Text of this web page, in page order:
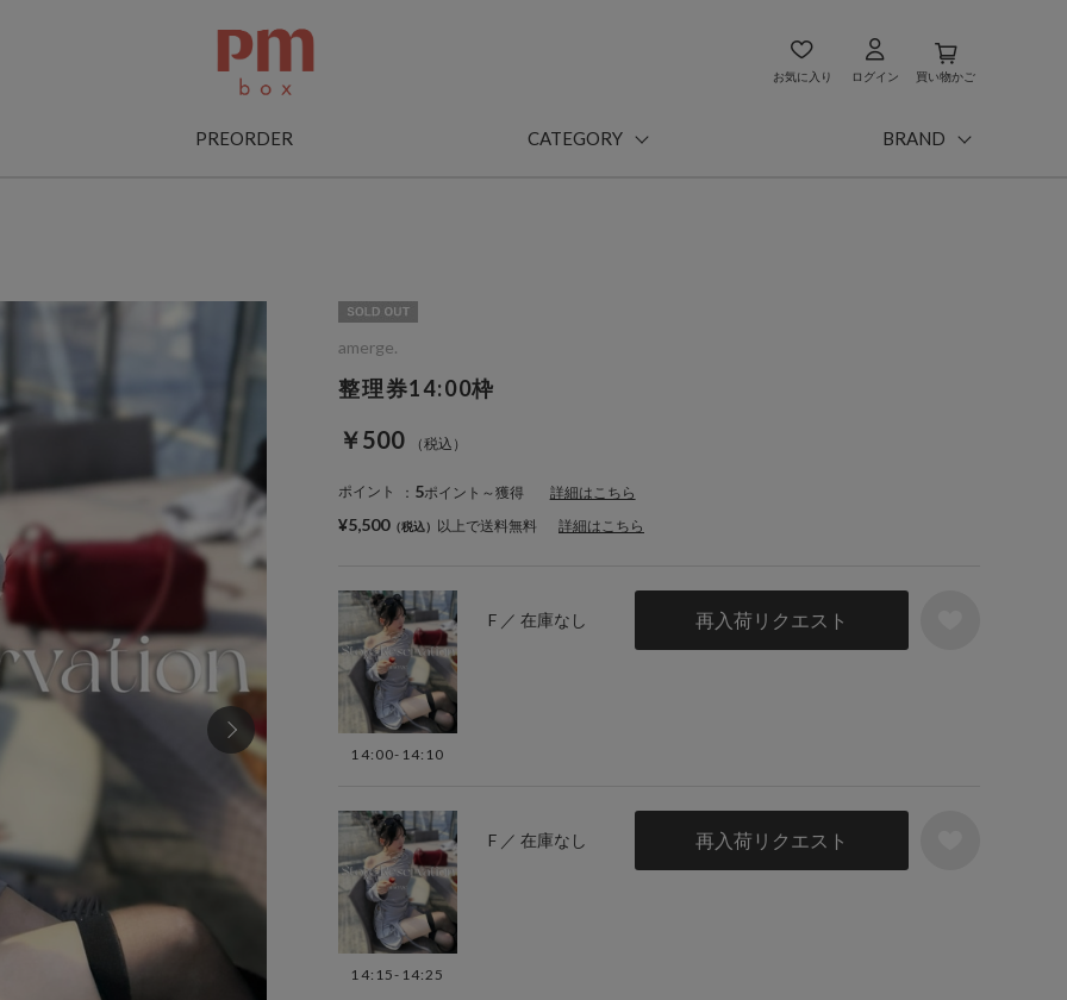
お気に入り ログイン 買い物かご
PREORDER CATEGORY BRAND
整理券14:00枠
￥500
ポイント ： 5ポイント～獲得 詳細はこちら
14:00-14:10
F ／ 在庫なし 再入荷リクエスト
14:15-14:25
F ／ 在庫なし 再入荷リクエスト
amerge.
¥5,500 以上で送料無料 詳細はこちら